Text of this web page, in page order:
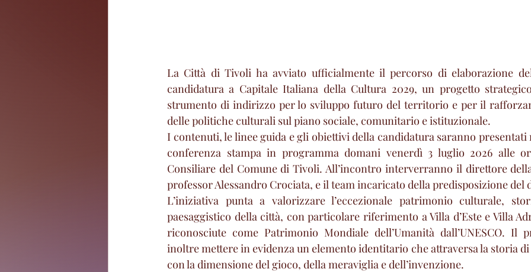
La Città di Tivoli ha avviato ufficialmente il percorso di elaborazione
candidatura a Capitale Italiana della Cultura 2029, un progetto
strumento di indirizzo per lo sviluppo futuro del territorio e per il
delle politiche culturali sul piano sociale, comunitario e istituzionale.
I contenuti, le linee guida e gli obiettivi della candidatura saranno presentati
conferenza stampa in programma domani venerdì 3 luglio 2026 alle
Consiliare del Comune di Tivoli. All’incontro interverranno il direttore
professor Alessandro Crociata, e il team incaricato della predisposizione del
L’iniziativa punta a valorizzare l’eccezionale patrimonio culturale,
paesaggistico della città, con particolare riferimento a Villa d’Este e Villa
riconosciute come Patrimonio Mondiale dell’Umanità dall’UNESCO. Il
inoltre mettere in evidenza un elemento identitario che attraversa la storia
con la dimensione del gioco, della meraviglia e dell’invenzione.